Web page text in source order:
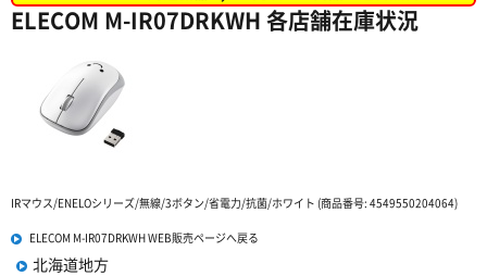
ELECOM M-IR07DRKWH 各店舗在庫状況
IRマウス/ENELOシリーズ/無線/3ボタン/省電力/抗菌/ホワイト (商品番号: 4549550204064)
ELECOM M-IR07DRKWH WEB販売ページへ戻る
北海道地方